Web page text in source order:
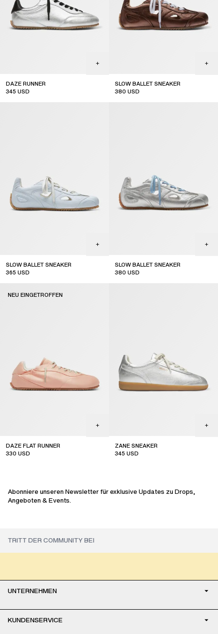
DAZE RUNNER
345 USD
SLOW BALLET SNEAKER
380 USD
SLOW BALLET SNEAKER
365 USD
SLOW BALLET SNEAKER
380 USD
DAZE FLAT RUNNER
330 USD
NEU EINGETROFFEN
ZANE SNEAKER
345 USD
Abonniere unseren Newsletter für exklusive Updates zu Drops,
Angeboten & Events.
UNTERNEHMEN
KUNDENSERVICE